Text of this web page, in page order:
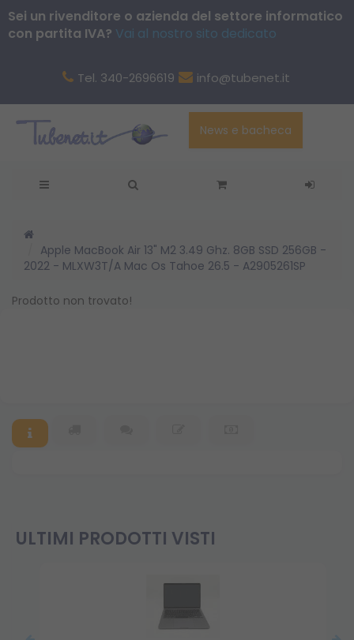
Sei un rivenditore o azienda del settore informatico
con partita IVA? Vai al nostro sito dedicato
Tel. 340-2696619 info@tubenet.it
News e bacheca
Apple MacBook Air 13" M2 3.49 Ghz. 8GB SSD 256GB -
2022 - MLXW3T/A Mac Os Tahoe 26.5 - A2905261SP
Prodotto non trovato!
ULTIMI PRODOTTI VISTI